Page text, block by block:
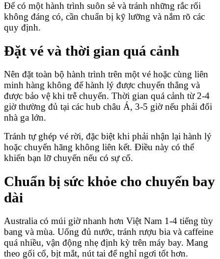
Để có một hành trình suôn sẻ và tránh những rắc rối
không đáng có, cần chuẩn bị kỹ lưỡng và nắm rõ các
quy định.
Đặt vé và thời gian quá cảnh
Nên đặt toàn bộ hành trình trên một vé hoặc cùng liên
minh hàng không để hành lý được chuyển thẳng và
được bảo vệ khi trễ chuyến. Thời gian quá cảnh từ 2-4
giờ thường đủ tại các hub châu Á, 3-5 giờ nếu phải đổi
nhà ga lớn.
Tránh tự ghép vé rời, đặc biệt khi phải nhận lại hành lý
hoặc chuyển hãng không liên kết. Điều này có thể
khiến bạn lỡ chuyến nếu có sự cố.
Chuẩn bị sức khỏe cho chuyến bay
dài
Australia có múi giờ nhanh hơn Việt Nam 1-4 tiếng tùy
bang và mùa. Uống đủ nước, tránh rượu bia và caffeine
quá nhiều, vận động nhẹ định kỳ trên máy bay. Mang
theo gối cổ, bịt mắt, nút tai để nghỉ ngơi tốt hơn.